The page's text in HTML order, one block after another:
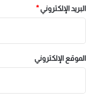
البريد الإلكتروني*
الموقع الإلكتروني